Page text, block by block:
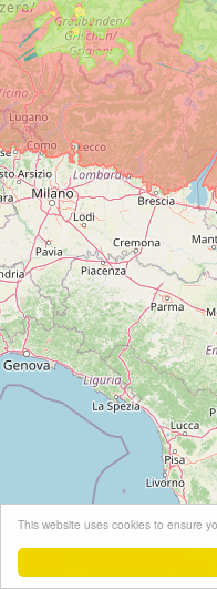
This website uses cookies to ensure
Leaflet| ©OpenStreetMapcontributors